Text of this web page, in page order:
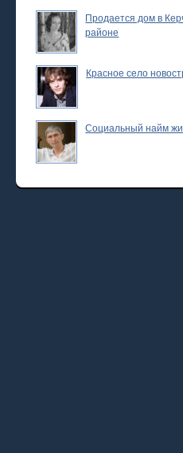
Продается дом в
районе
Красное село
Социальный найм